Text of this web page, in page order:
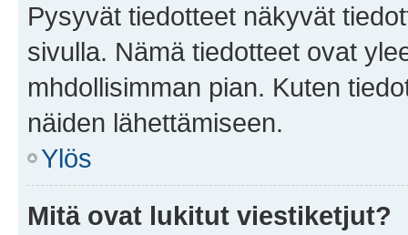
Pysyvät tiedotteet näkyvät
sivulla. Nämä tiedotteet ovat
mhdollisimman pian. Kuten
näiden lähettämiseen.
Ylös
Mitä ovat lukitut viestiketjut?